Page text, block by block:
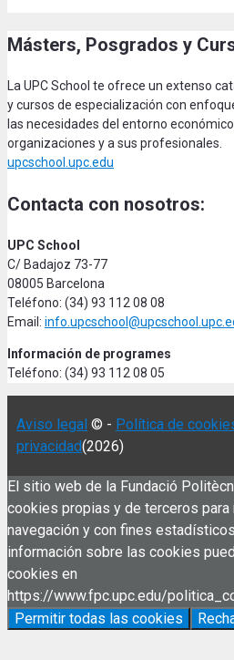
Másters, Posgrados y
La UPC School te ofrece un extenso
y cursos de especialización con
las necesidades del entorno
organizaciones y a sus profesionales.
upcschool.upc.edu
Contacta con nosotros:
UPC School
C/ Badajoz 73-77
08005 Barcelona
Teléfono: (34) 93 112 08 08
Email:
Información de programes
Teléfono: (34) 93 112 08 05
Aviso legal © - Política de
privacidad(2026)
El sitio web de la Fundació
cookies propias y de terceros para
navegación y con fines
información sobre las cookies
cookies en
https://www.fpc.upc.edu/
Permitir todas las cookies